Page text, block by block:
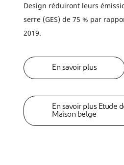
Design réduiront leurs
serre (GES) de 75 % par
2019.
En savoir plus
En savoir plus Etude
Maison belge